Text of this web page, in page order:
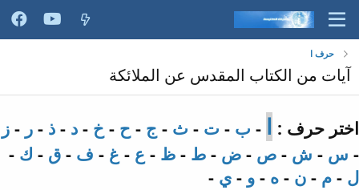
حرف ا
آيات من الكتاب المقدس عن الملائكة
اختر حرف : ا - ب - ت - ث - ج - ح - خ - د - ذ - ر - ز
- س - ش - ص - ض - ط - ظ - ع - غ - ف - ق - ك -
ل - م - ن - ه - و - ي -